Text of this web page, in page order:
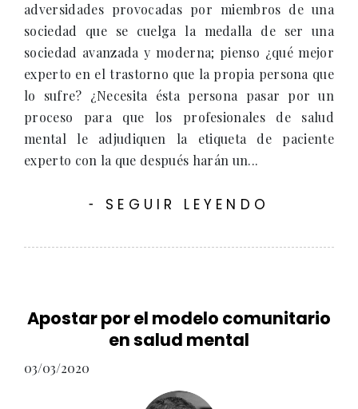
adversidades provocadas por miembros de una
sociedad que se cuelga la medalla de ser una
sociedad avanzada y moderna; pienso ¿qué mejor
experto en el trastorno que la propia persona que
lo sufre? ¿Necesita ésta persona pasar por un
proceso para que los profesionales de salud
mental le adjudiquen la etiqueta de paciente
experto con la que después harán un...
- SEGUIR LEYENDO
Apostar por el modelo comunitario
en salud mental
03/03/2020